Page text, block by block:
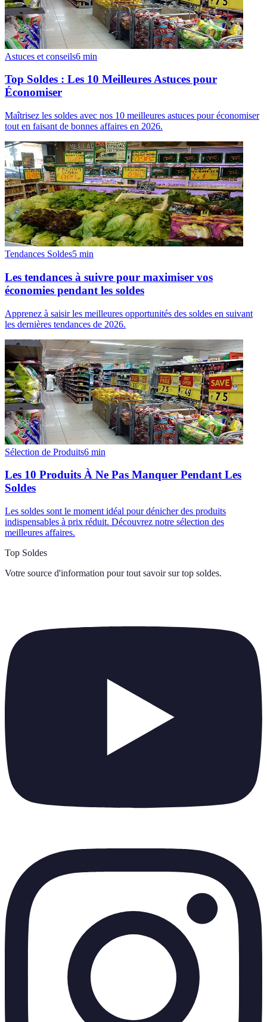
Astuces et conseils6 min
Top Soldes : Les 10 Meilleures Astuces pour
Économiser
Maîtrisez les soldes avec nos 10 meilleures astuces pour économiser
tout en faisant de bonnes affaires en 2026.
Tendances Soldes5 min
Les tendances à suivre pour maximiser vos
économies pendant les soldes
Apprenez à saisir les meilleures opportunités des soldes en suivant
les dernières tendances de 2026.
Sélection de Produits6 min
Les 10 Produits À Ne Pas Manquer Pendant Les
Soldes
Les soldes sont le moment idéal pour dénicher des produits
indispensables à prix réduit. Découvrez notre sélection des
meilleures affaires.
Top Soldes
Votre source d'information pour tout savoir sur top soldes.